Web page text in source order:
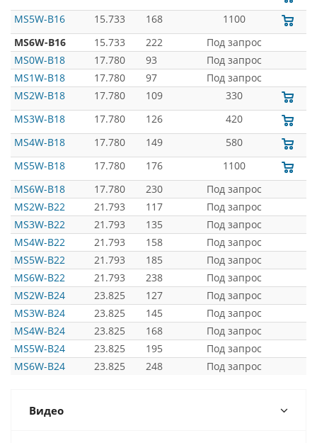
MS5W-B16
15.733 168
1100
MS6W-B16
15.733 222
Под запрос
MS0W-B18
17.780 93
Под запрос
MS1W-B18
17.780 97
Под запрос
MS2W-B18
17.780 109
330
MS3W-B18
17.780 126
420
MS4W-B18
17.780 149
580
MS5W-B18
17.780 176
1100
MS6W-B18
17.780 230
Под запрос
MS2W-B22
21.793 117
Под запрос
MS3W-B22
21.793 135
Под запрос
MS4W-B22
21.793 158
Под запрос
MS5W-B22
21.793 185
Под запрос
MS6W-B22
21.793 238
Под запрос
MS2W-B24
23.825 127
Под запрос
MS3W-B24
23.825 145
Под запрос
MS4W-B24
23.825 168
Под запрос
MS5W-B24
23.825 195
Под запрос
MS6W-B24
23.825 248 Под запрос
Видео